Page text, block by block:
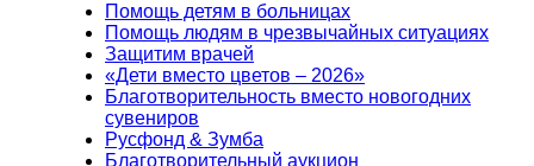
Помощь детям в больницах
Помощь людям в чрезвычайных ситуациях
Защитим врачей
«Дети вместо цветов – 2026»
Благотворительность вместо новогодних
сувениров
Русфонд & Зумба
Благотворительный аукцион